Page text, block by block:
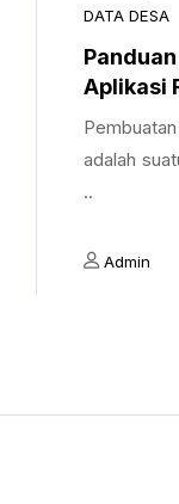
DATA DESA
Aplikasi
adalah
..
Admin